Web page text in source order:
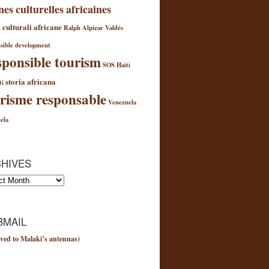
culturelles africaines
africaneRalph Alpízar Valdés
development
tourismSOS Haiti
storia africana
responsableVenezuela
to Malaki’s antennas)